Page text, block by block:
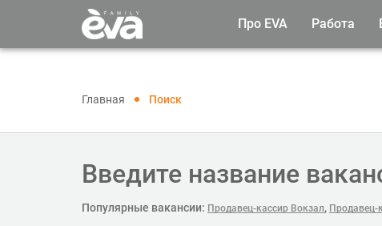
Про EVA Работа
Главная Поиск
Введите название
Популярные вакансии: Продавец-кассир Вокзал, Продавец-